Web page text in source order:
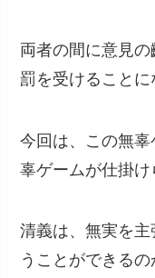
両者の間に意見
罰を受けることに
今回は、この無
辜ゲームが仕掛け
清義は、無実を
うことができるの